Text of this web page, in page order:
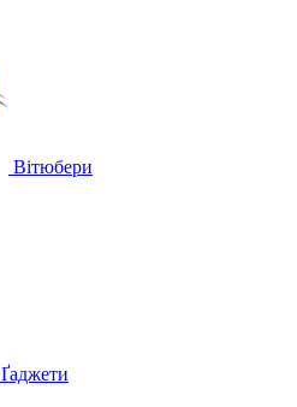
Вітюбери
Ґаджети